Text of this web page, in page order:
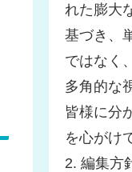
れた膨大
基づき、
ではなく
多角的な
皆様に分
を心がけ
2. 編集方